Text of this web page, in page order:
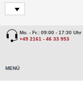
Mo. - Fr.: 09:00 - 17:30 Uhr
+49 2161 - 46 33 953